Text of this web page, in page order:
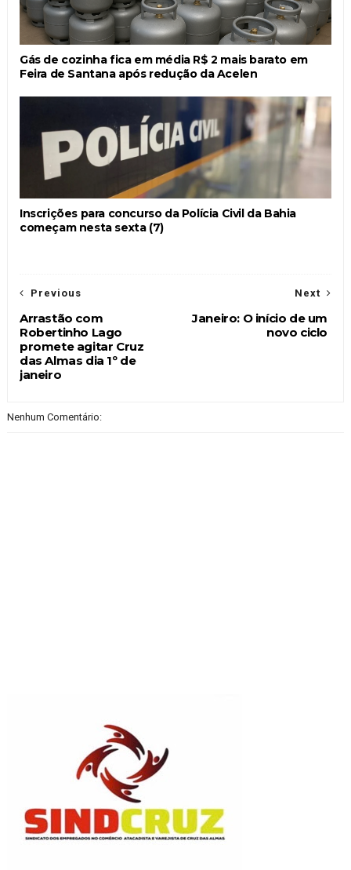
Gás de cozinha fica em média R$ 2 mais barato em
Feira de Santana após redução da Acelen
Inscrições para concurso da Polícia Civil da Bahia
começam nesta sexta (7)
Next
Janeiro: O início de um
novo ciclo
Previous
Arrastão com
Robertinho Lago
promete agitar Cruz
das Almas dia 1º de
janeiro
Nenhum Comentário: